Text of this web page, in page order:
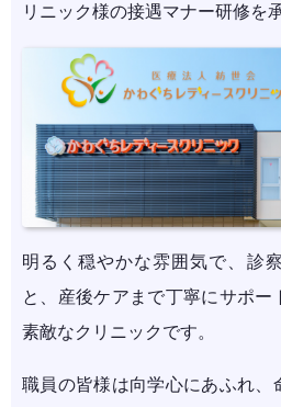
リニック様の接遇マナー研修を
明るく穏やかな雰囲気で、診
と、産後ケアまで丁寧にサポー
素敵なクリニックです。
職員の皆様は向学心にあふれ、